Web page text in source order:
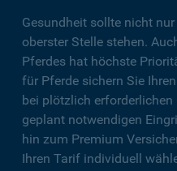
Gesundheit sollte nicht
oberster Stelle stehen.
Pferdes hat höchste
für Pferde sichern Sie
bei plötzlich erforderlichen
geplant notwendigen
hin zum Premium
Ihren Tarif individuell